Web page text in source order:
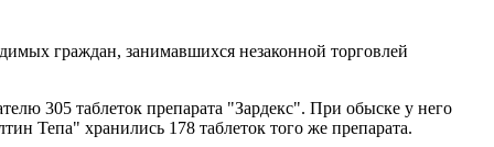
граждан, занимавшихся незаконной торговлей
305 таблеток препарата "Зардекс". При обыске у него
Тепа" хранились 178 таблеток того же препарата.